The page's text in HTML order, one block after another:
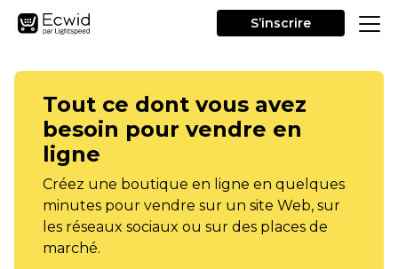
S’inscrire
Tout ce dont vous avez
besoin pour vendre en
ligne
Créez une boutique en ligne en quelques
minutes pour vendre sur un site Web, sur
les réseaux sociaux ou sur des places de
marché.